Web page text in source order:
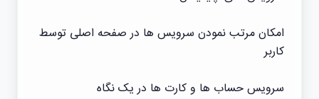
امکان مرتب نمودن سرویس ها در صفحه اصلی توسط
کاربر
سرویس حساب ها و کارت ها در یک نگاه